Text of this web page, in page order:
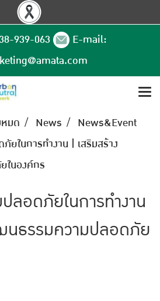
939-063
E-mail:
มด News
News&Event
ยในการทำงาน | เสริมสร้าง
ในองค์กร
ลอดภัยในการทำงาน
นธรรมความปลอดภัย